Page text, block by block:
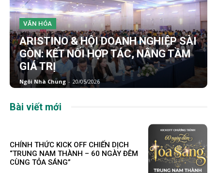
VĂN HÓA
ARISTINO & HỘI DOANH NGHIỆP SÀI
GÒN: KẾT NỐI HỢP TÁC, NÂNG TẦM
GIÁ TRỊ
Ngôi Nhà Chung - 20/05/2026
Bài viết mới
CHÍNH THỨC KICK OFF CHIẾN DỊCH
“TRUNG NAM THÀNH – 60 NGÀY ĐÊM
CÙNG TỎA SÁNG”